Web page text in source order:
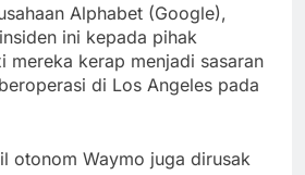
Alphabet (Google),
ini kepada pihak
mereka kerap menjadi sasaran
di Los Angeles pada
otonom Waymo juga dirusak